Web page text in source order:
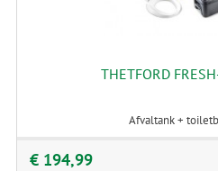
THETFORD
Afvaltank +
€ 194,99